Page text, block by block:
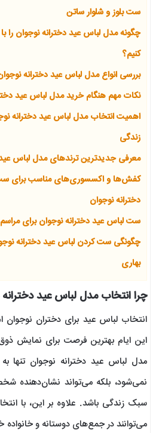
ست بلوز و شلوار ساتن
چگونه مدل لباس عید دخترانه نوجوان
کنیم؟
بررسی انواع مدل لباس عید دخترانه
نکات مهم هنگام خرید مدل لباس عید
اهمیت انتخاب مدل لباس عید دخترانه
زندگی
معرفی جدیدترین ترندهای مدل لباس عید
کفش‌ها و اکسسوری‌های مناسب برای
دخترانه نوجوان
ست لباس عید دخترانه نوجوان برای
چگونگی ست کردن لباس عید دخترانه
بهاری
چرا انتخاب مدل لباس عید
انتخاب لباس عید برای دختران نوجوان
این ایام بهترین فرصت برای نمایش
مدل لباس عید دخترانه نوجوان
نمی‌شود، بلکه می‌تواند نشان‌دهنده
سبک زندگی باشد. علاوه بر این، با
می‌توانند در جمع‌های دوستانه و